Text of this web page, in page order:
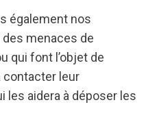
également nos
menaces de
qui font l’objet de
contacter leur
les aidera à déposer les